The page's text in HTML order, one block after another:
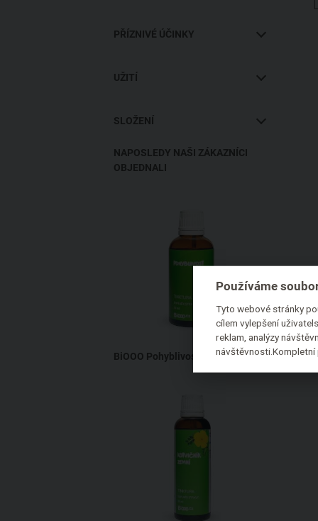
PŘÍZNIVÉ ÚČINKY
Posílení imunity
UŽITÍ
Vnější
SLOŽENÍ
Bez parabenů
Vhodné pro vegany
Bez konzervantů
Bez kofeinu
Bez lepku
Bez přidaného cukru
BIO
NAPOSLEDY NAŠI ZÁKAZNÍCI
OBJEDNALI
BiOOO Pohyblivost 50 ml
Používáme
Tyto webové stránky
cílem vylepšení
reklam, analýzy